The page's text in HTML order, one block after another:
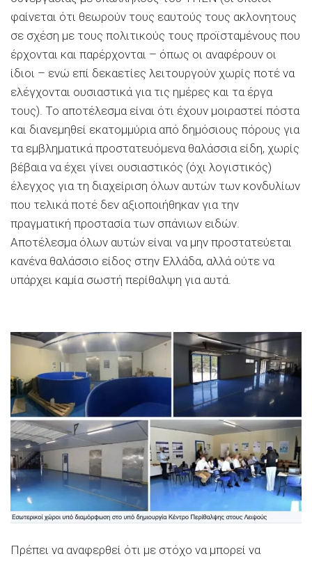
φαίνεται ότι θεωρούν τους εαυτούς τους ακλονητους
σε σχέση με τους πολιτικούς τους προϊσταμένους που
έρχονται και παρέρχονται – όπως οι αναφέρουν οι
ίδιοι – ενώ επί δεκαετίες λειτουργούν χωρίς ποτέ να
ελέγχονται ουσιαστικά για τις ημέρες και τα έργα
τους). Το αποτέλεσμα είναι ότι έχουν μοιραστεί πόστα
και διανεμηθεί εκατομμύρια από δημόσιους πόρους για
τα εμβληματικά προστατευόμενα θαλάσσια είδη, χωρίς
βέβαια να έχει γίνει ουσιαστικός (όχι λογιστικός)
έλεγχος για τη διαχείριση όλων αυτών των κονδυλίων
που τελικά ποτέ δεν αξιοποιήθηκαν για την
πραγματική προστασία των σπάνιων ειδών.
Αποτέλεσμα όλων αυτών είναι να μην προστατεύεται
κανένα θαλάσσιο είδος στην Ελλάδα, αλλά ούτε να
υπάρχει καμία σωστή περίθαλψη για αυτά.
Πρέπει να αναφερθεί ότι με στόχο να μπορεί να